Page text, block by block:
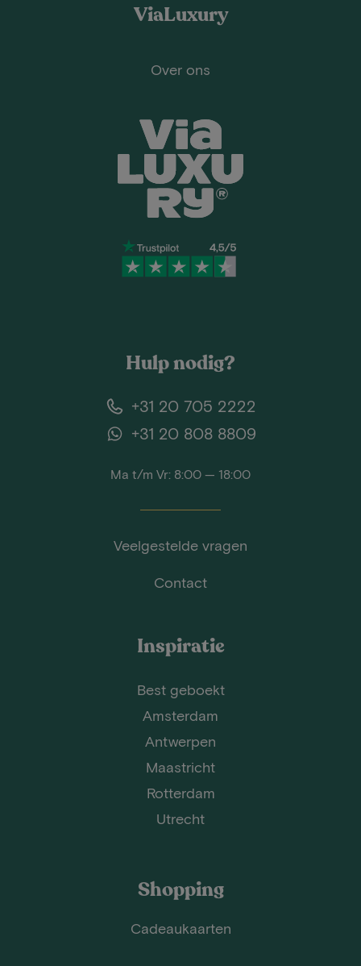
ViaLuxury
Over ons
Hulp nodig?
+31 20 705 2222
+31 20 808 8809
Ma t/m Vr: 8:00 — 18:00
Veelgestelde vragen
Contact
Inspiratie
Best geboekt
Amsterdam
Antwerpen
Maastricht
Rotterdam
Utrecht
Shopping
Cadeaukaarten